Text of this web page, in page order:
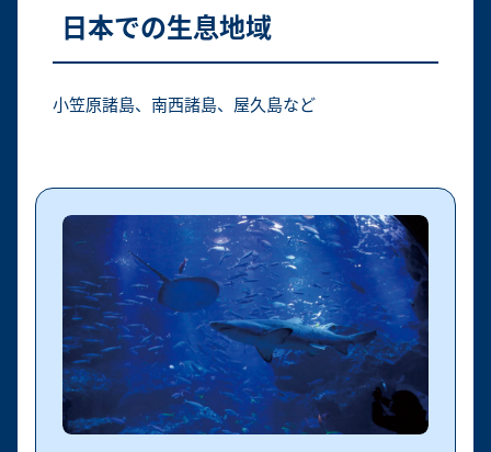
日本での生息地域
小笠原諸島、南西諸島、屋久島など